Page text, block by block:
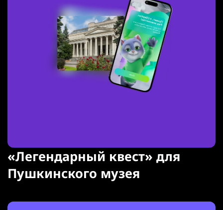
«Легендарный квест» для
Пушкинского музея